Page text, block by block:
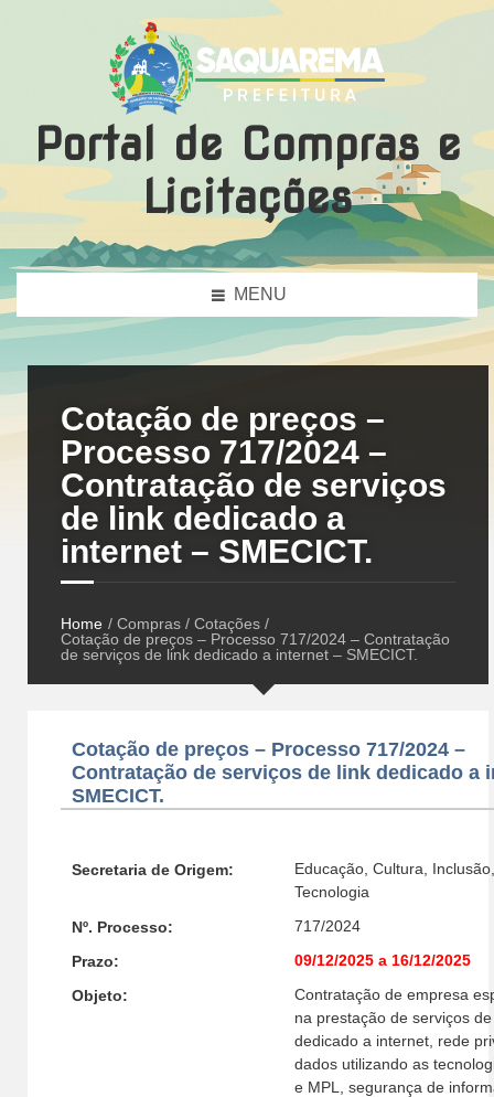
Portal de Compras e
Licitações
MENU
Cotação de preços –
Processo 717/2024 –
Contratação de serviços
de link dedicado a
internet – SMECICT.
Home / Compras / Cotações /
Cotação de preços – Processo 717/2024 – Contratação
de serviços de link dedicado a internet – SMECICT.
Cotação de preços – Processo 717/2024 –
Contratação de serviços de link dedicado a
SMECICT.
Secretaria de Origem:
Educação, Cultura,
Tecnologia
Nº. Processo: 717/2024
Prazo: 09/12/2025 a 16/12/2025
Objeto:
Contratação de empresa
na prestação de serviços
dedicado a internet, rede
dados utilizando as
e MPL, segurança de